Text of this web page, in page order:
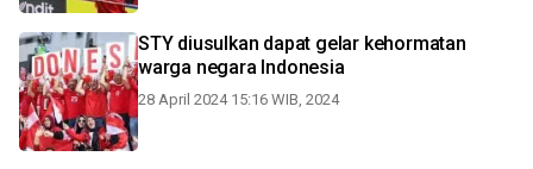
STY diusulkan dapat gelar kehormatan
warga negara Indonesia
28 April 2024 15:16 WIB, 2024